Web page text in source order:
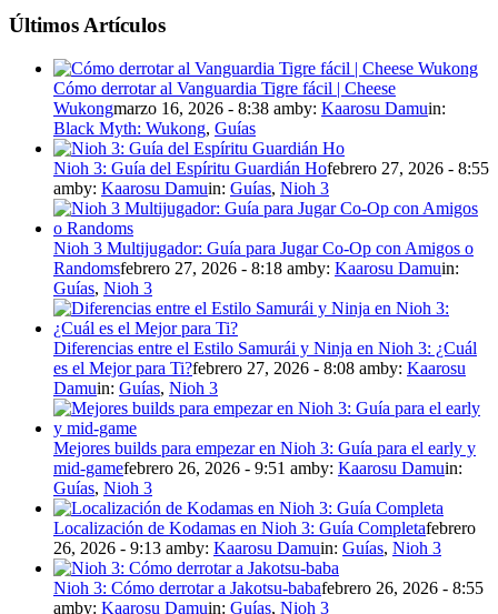
Últimos Artículos
Cómo derrotar al Vanguardia Tigre fácil | Cheese
Wukongmarzo 16, 2026 - 8:38 amby: Kaarosu Damuin:
Black Myth: Wukong, Guías
Nioh 3: Guía del Espíritu Guardián Hofebrero 27, 2026 - 8:55
amby: Kaarosu Damuin: Guías, Nioh 3
Nioh 3 Multijugador: Guía para Jugar Co-Op con Amigos o
Randomsfebrero 27, 2026 - 8:18 amby: Kaarosu Damuin:
Guías, Nioh 3
Diferencias entre el Estilo Samurái y Ninja en Nioh 3: ¿Cuál
es el Mejor para Ti?febrero 27, 2026 - 8:08 amby: Kaarosu
Damuin: Guías, Nioh 3
Mejores builds para empezar en Nioh 3: Guía para el early y
mid-gamefebrero 26, 2026 - 9:51 amby: Kaarosu Damuin:
Guías, Nioh 3
Localización de Kodamas en Nioh 3: Guía Completafebrero
26, 2026 - 9:13 amby: Kaarosu Damuin: Guías, Nioh 3
Nioh 3: Cómo derrotar a Jakotsu-babafebrero 26, 2026 - 8:55
amby: Kaarosu Damuin: Guías, Nioh 3